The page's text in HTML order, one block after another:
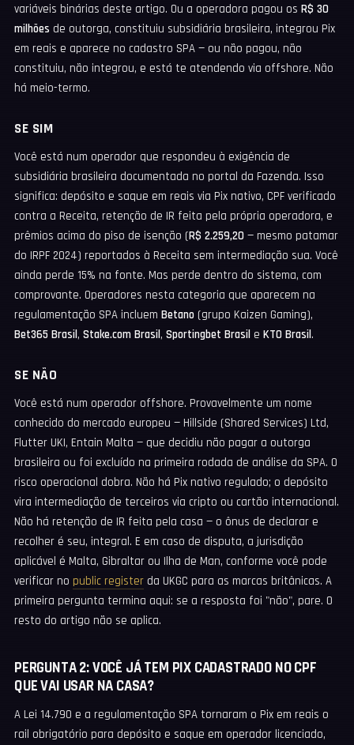
variáveis binárias deste artigo. Ou a operadora pagou os R$ 30
milhões de outorga, constituiu subsidiária brasileira, integrou Pix
em reais e aparece no cadastro SPA — ou não pagou, não
constituiu, não integrou, e está te atendendo via offshore. Não
há meio-termo.
SE SIM
Você está num operador que respondeu à exigência de
subsidiária brasileira documentada no portal da Fazenda. Isso
significa: depósito e saque em reais via Pix nativo, CPF verificado
contra a Receita, retenção de IR feita pela própria operadora, e
prêmios acima do piso de isenção (R$ 2.259,20 — mesmo patamar
do IRPF 2024) reportados à Receita sem intermediação sua. Você
ainda perde 15% na fonte. Mas perde dentro do sistema, com
comprovante. Operadores nesta categoria que aparecem na
regulamentação SPA incluem Betano (grupo Kaizen Gaming),
Bet365 Brasil, Stake.com Brasil, Sportingbet Brasil e KTO Brasil.
SE NÃO
Você está num operador offshore. Provavelmente um nome
conhecido do mercado europeu — Hillside (Shared Services) Ltd,
Flutter UKI, Entain Malta — que decidiu não pagar a outorga
brasileira ou foi excluído na primeira rodada de análise da SPA. O
risco operacional dobra. Não há Pix nativo regulado; o depósito
vira intermediação de terceiros via cripto ou cartão internacional.
Não há retenção de IR feita pela casa — o ônus de declarar e
recolher é seu, integral. E em caso de disputa, a jurisdição
aplicável é Malta, Gibraltar ou Ilha de Man, conforme você pode
verificar no public register da UKGC para as marcas britânicas. A
primeira pergunta termina aqui: se a resposta foi "não", pare. O
resto do artigo não se aplica.
PERGUNTA 2: VOCÊ JÁ TEM PIX CADASTRADO NO CPF
QUE VAI USAR NA CASA?
A Lei 14.790 e a regulamentação SPA tornaram o Pix em reais o
rail obrigatório para depósito e saque em operador licenciado,